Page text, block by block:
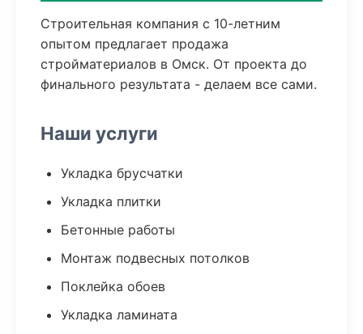
Строительная компания с 10-летним
опытом предлагает продажа
стройматериалов в Омск. От проекта до
финального результата - делаем все сами.
Наши услуги
Укладка брусчатки
Укладка плитки
Бетонные работы
Монтаж подвесных потолков
Поклейка обоев
Укладка ламината